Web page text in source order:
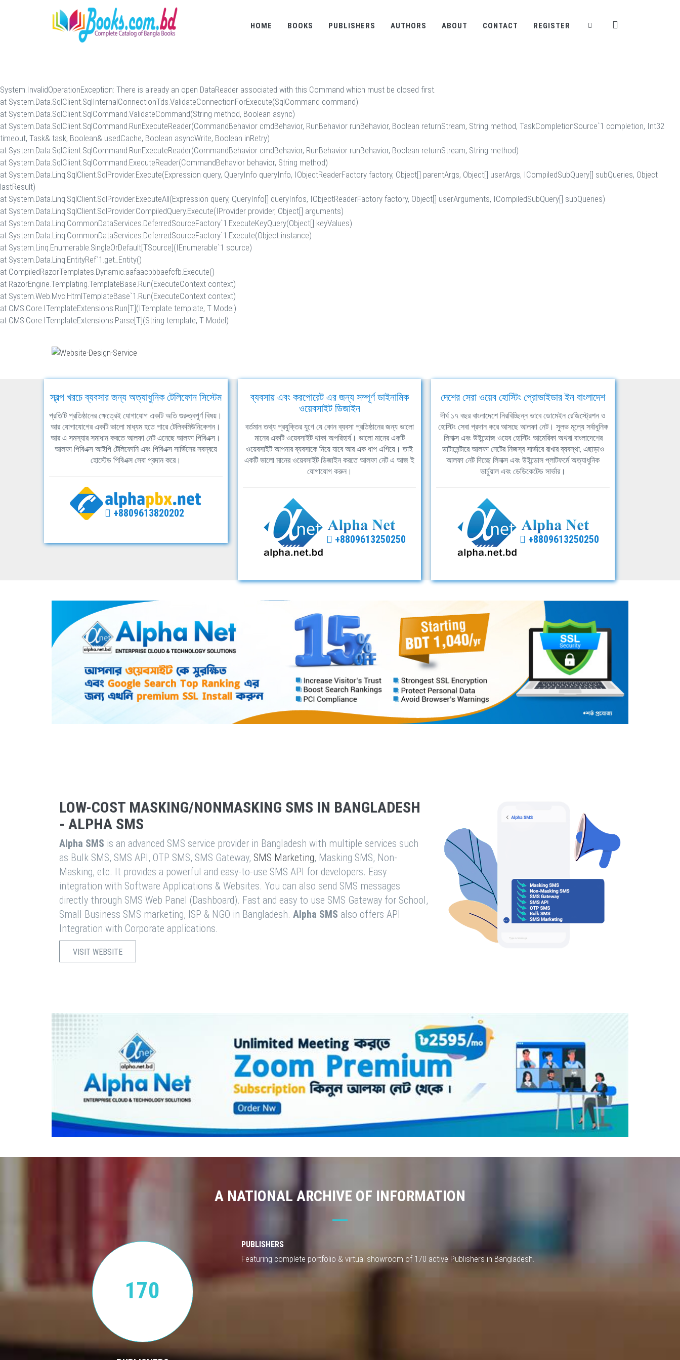
HOME BOOKS PUBLISHERS AUTHORS ABOUT CONTACT REGISTER
System.InvalidOperationException: There is already an open DataReader associated with this Command which must be closed first.
at System.Data.SqlClient.SqlInternalConnectionTds.ValidateConnectionForExecute(SqlCommand command)
at System.Data.SqlClient.SqlCommand.ValidateCommand(String method, Boolean async)
at System.Data.SqlClient.SqlCommand.RunExecuteReader(CommandBehavior cmdBehavior, RunBehavior runBehavior, Boolean returnStream, String method, TaskCompletionSource`1 completion, Int32
timeout, Task& task, Boolean& usedCache, Boolean asyncWrite, Boolean inRetry)
at System.Data.SqlClient.SqlCommand.RunExecuteReader(CommandBehavior cmdBehavior, RunBehavior runBehavior, Boolean returnStream, String method)
at System.Data.SqlClient.SqlCommand.ExecuteReader(CommandBehavior behavior, String method)
at System.Data.Linq.SqlClient.SqlProvider.Execute(Expression query, QueryInfo queryInfo, IObjectReaderFactory factory, Object[] parentArgs, Object[] userArgs, ICompiledSubQuery[] subQueries, Object
lastResult)
at System.Data.Linq.SqlClient.SqlProvider.ExecuteAll(Expression query, QueryInfo[] queryInfos, IObjectReaderFactory factory, Object[] userArguments, ICompiledSubQuery[] subQueries)
at System.Data.Linq.SqlClient.SqlProvider.CompiledQuery.Execute(IProvider provider, Object[] arguments)
at System.Data.Linq.CommonDataServices.DeferredSourceFactory`1.ExecuteKeyQuery(Object[] keyValues)
at System.Data.Linq.CommonDataServices.DeferredSourceFactory`1.Execute(Object instance)
at System.Linq.Enumerable.SingleOrDefault[TSource](IEnumerable`1 source)
at System.Data.Linq.EntityRef`1.get_Entity()
at CompiledRazorTemplates.Dynamic.aafaacbbbaefcfb.Execute()
at RazorEngine.Templating.TemplateBase.Run(ExecuteContext context)
at System.Web.Mvc.HtmlTemplateBase`1.Run(ExecuteContext context)
at CMS.Core.ITemplateExtensions.Run[T](ITemplate template, T Model)
at CMS.Core.ITemplateExtensions.Parse[T](String template, T Model)
স্বল্প খরচে ব্যবসার জন্য অত্যাধুনিক টেলিফোন সিস্টেম
প্রতিটি প্রতিষ্ঠানের ক্ষেত্রেই যোগাযোগ একটি অতি গুরুত্বপূর্ণ বিষয়।
আর যোগাযোগের একটি ভালো মাধ্যম হতে পারে টেলিকমিউনিকেশন।
আর এ সমস্যার সমাধান করতে আলফা নেট এনেছে আলফা পিবিএক্স।
আলফা পিবিএক্স আইপি টেলিফোনি এবং পিবিএক্স সার্ভিসের সবন্বয়ে
হোস্টেড পিবিএক্স সেবা প্রদান করে।
+8809613820202
ব্যবসায় এবং করপোরেট এর জন্য সম্পূর্ণ ডাইনামিক
ওয়েবসাইট ডিজাইন
বর্তমান তথ্য প্রযুক্তির যুগে যে কোন ব্যবসা প্রতিষ্ঠানের জন্য ভালো
মানের একটি ওয়েবসাইট থাকা অপরিহার্য। ভালো মানের একটি
ওয়েবসাইট আপনার ব্যবসাকে নিয়ে যাবে আর এক ধাপ এগিয়ে। তাই
একটি ভালো মানের ওয়েবসাইট ডিজাইন করতে আলফা নেট এ আজ ই
যোগাযোগ করুন।
+8809613250250
দেশের সেরা ওয়েব হোস্টিং প্রোভাইডার ইন বাংলাদেশ
দীর্ঘ ১৭ বছর বাংলাদেশে নিরবিচ্ছিন্ন ভাবে ডোমেইন রেজিস্ট্রেশন ও
হোস্টিং সেবা প্রদান করে আসছে আলফা নেট। সুলভ মূল্যে সর্বাধুনিক
লিনাক্স এবং উইন্ডোজ ওয়েব হোস্টিং আমেরিকা অথবা বাংলাদেশের
ডাটাসেন্টারে আলফা নেটের নিজস্ব সার্ভারে রাখার ব্যবস্থা, এছাড়াও
আলফা নেট দিচ্ছে লিনাক্স এবং উইন্ডোস প্লাটফর্মে অত্যাধুনিক
ভার্চুয়াল এবং ডেডিকেটেড সার্ভার।
+8809613250250
LOW-COST MASKING/NONMASKING SMS IN BANGLADESH
- ALPHA SMS
Alpha SMS is an advanced SMS service provider in Bangladesh with multiple services such
as Bulk SMS, SMS API, OTP SMS, SMS Gateway, SMS Marketing, Masking SMS, Non-
Masking, etc. It provides a powerful and easy-to-use SMS API for developers. Easy
integration with Software Applications & Websites. You can also send SMS messages
directly through SMS Web Panel (Dashboard). Fast and easy to use SMS Gateway for School,
Small Business SMS marketing, ISP & NGO in Bangladesh. Alpha SMS also offers API
Integration with Corporate applications.
VISIT WEBSITE
A NATIONAL ARCHIVE OF INFORMATION
170
PUBLISHERS
Featuring complete portfolio & virtual showroom of 170 active Publishers in Bangladesh.